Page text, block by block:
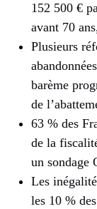
152 500 €
avant 70
Plusieurs
barème
de
63 % des
de la
un sondage
Les
les 10 %